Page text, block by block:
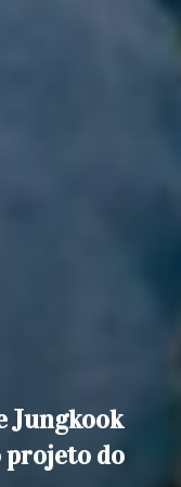
Jungkook
projeto do